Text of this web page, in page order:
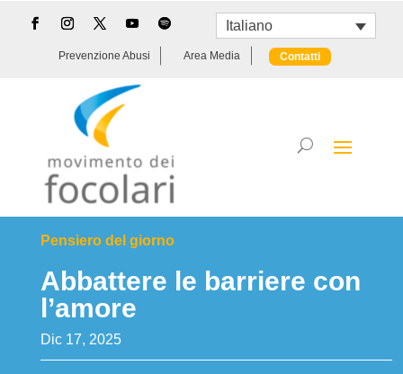
Italiano
Prevenzione Abusi Area Media Contatti
Pensiero del giorno
Abbattere le barriere con
l’amore
Dic 17, 2025